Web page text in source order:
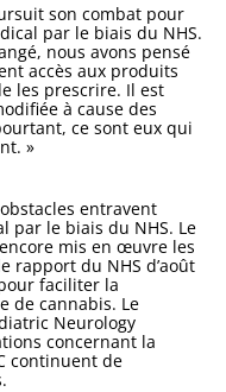
son combat pour
par le biais du NHS.
nous avons pensé
accès aux produits
les prescrire. Il est
à cause des
ce sont eux qui
»
entravent
par le biais du NHS. Le
mis en œuvre les
rapport du NHS d’août
faciliter la
de cannabis. Le
Neurology
concernant la
continuent de